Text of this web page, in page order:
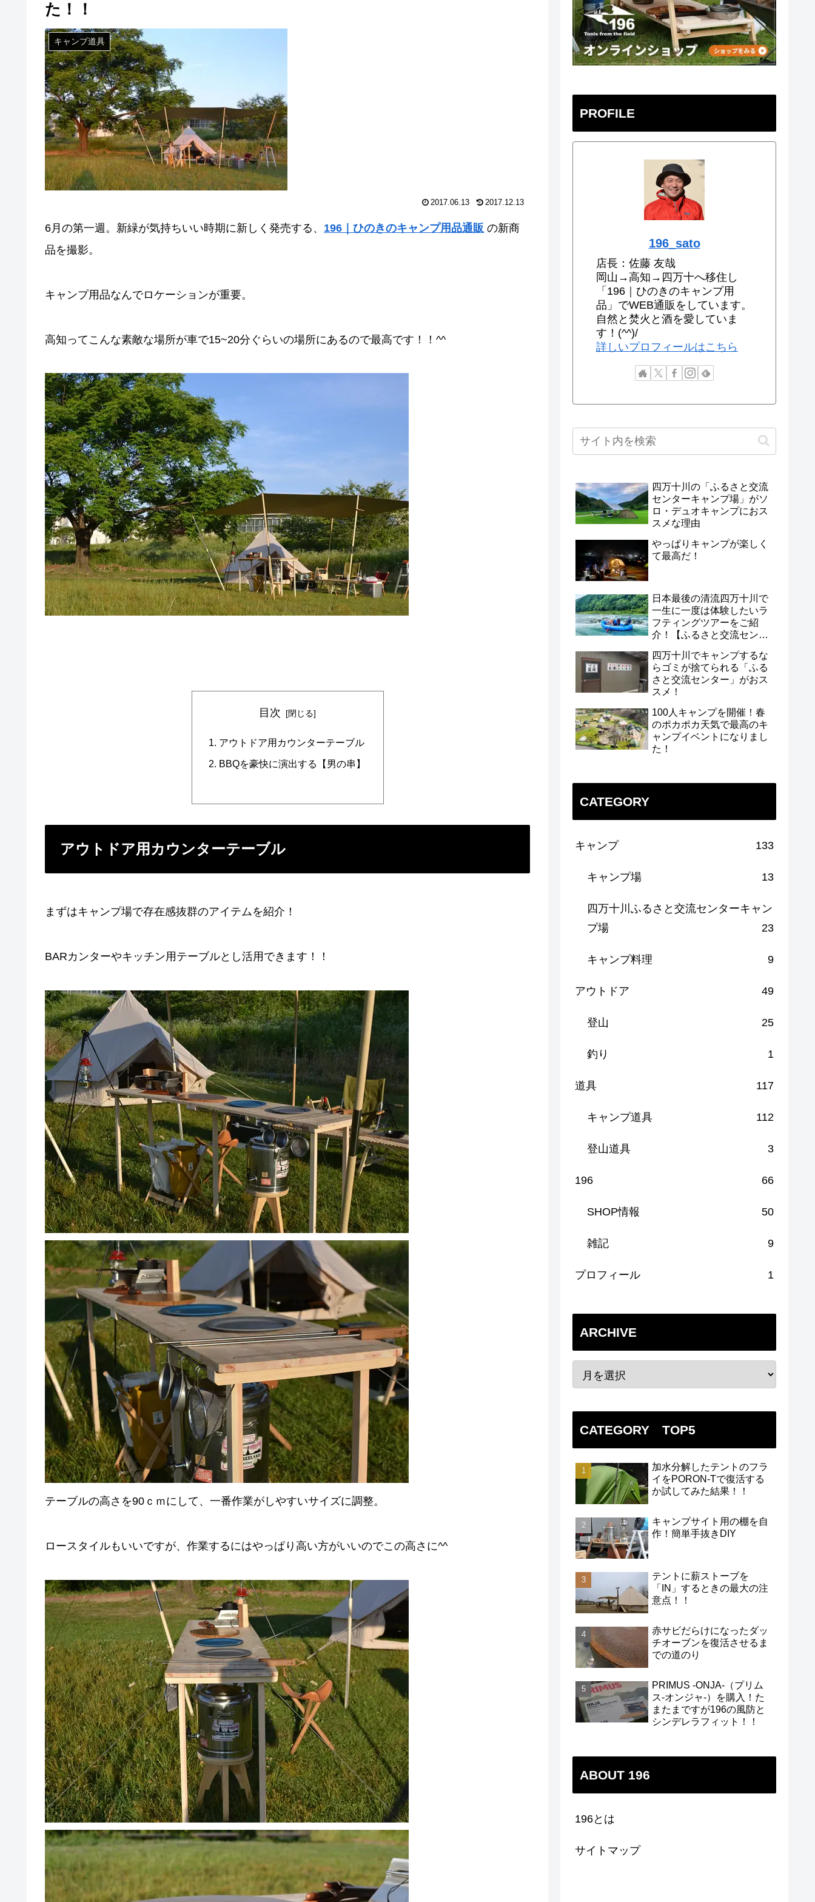
た！！
キャンプ道具
2017.06.13 2017.12.13
6月の第一週。新緑が気持ちいい時期に新しく発売する、 196｜ひのきのキャンプ用品通販 の新商
品を撮影。
キャンプ用品なんでロケーションが重要。
高知ってこんな素敵な場所が車で15~20分ぐらいの場所にあるので最高です！！^^
目次
アウトドア用カウンターテーブル
BBQを豪快に演出する【男の串】
アウトドア用カウンターテーブル
まずはキャンプ場で存在感抜群のアイテムを紹介！
BARカンターやキッチン用テーブルとし活用できます！！
テーブルの高さを90ｃｍにして、一番作業がしやすいサイズに調整。
ロースタイルもいいですが、作業するにはやっぱり高い方がいいのでこの高さに^^
PROFILE
196_sato
店長：佐藤 友哉
岡山→高知→四万十へ移住し
「196｜ひのきのキャンプ用
品」でWEB通販をしています。
自然と焚火と酒を愛していま
す！(^^)/
詳しいプロフィールはこちら
四万十川の「ふるさと交流
センターキャンプ場」がソ
ロ・デュオキャンプにおス
スメな理由
やっぱりキャンプが楽しく
て最高だ！
日本最後の清流四万十川で
一生に一度は体験したいラ
フティングツアーをご紹
介！【ふるさと交流センタ
四万十川でキャンプするな
らゴミが捨てられる「ふる
さと交流センター」がおス
スメ！
100人キャンプを開催！春
のポカポカ天気で最高のキ
ャンプイベントになりまし
た！
CATEGORY
キャンプ 133
キャンプ場 13
四万十川ふるさと交流センターキャン
プ場
23
キャンプ料理 9
アウトドア 49
登山 25
釣り 1
道具 117
キャンプ道具 112
登山道具 3
196 66
SHOP情報 50
雑記 9
プロフィール 1
ARCHIVE
CATEGORY TOP5
加水分解したテントのフラ
イをPORON-Tで復活する
か試してみた結果！！
キャンプサイト用の棚を自
作！簡単手抜きDIY
テントに薪ストーブを
「IN」するときの最大の注
意点！！
赤サビだらけになったダッ
チオーブンを復活させるま
での道のり
PRIMUS -ONJA-（プリム
ス-オンジャ-）を購入！た
またまですが196の風防と
シンデレラフィット！！
ABOUT 196
196とは
サイトマップ